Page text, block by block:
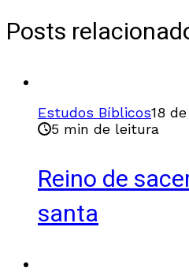
Posts
Estudos Bíblicos18
5 min de leitura
Reino de
santa